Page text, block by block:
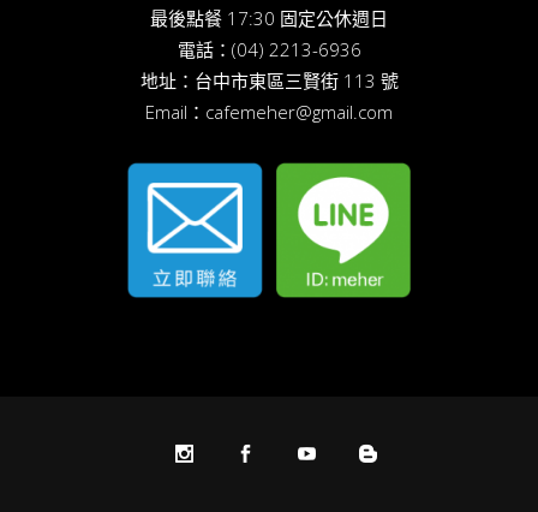
最後點餐 17:30 固定公休週日
電話： (04) 2213-6936
地址： 台中市東區三賢街 113 號
Email： cafemeher@gmail.com